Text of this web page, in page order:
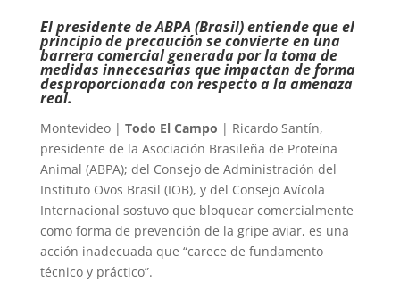
El presidente de ABPA (Brasil) entiende que el
principio de precaución se convierte en una
barrera comercial generada por la toma de
medidas innecesarias que impactan de forma
desproporcionada con respecto a la amenaza
real.
Montevideo | Todo El Campo | Ricardo Santín,
presidente de la Asociación Brasileña de Proteína
Animal (ABPA); del Consejo de Administración del
Instituto Ovos Brasil (IOB), y del Consejo Avícola
Internacional sostuvo que bloquear comercialmente
como forma de prevención de la gripe aviar, es una
acción inadecuada que “carece de fundamento
técnico y práctico”.